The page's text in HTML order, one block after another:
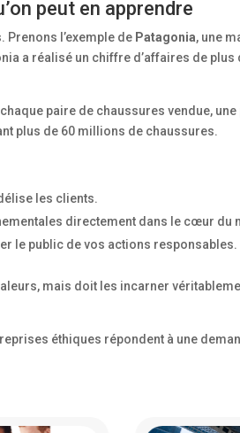
peut en apprendre
l’exemple de Patagonia, une
a réalisé un chiffre d’affaires de
paire de chaussures vendue,
plus de 60 millions de chaussures.
les clients.
directement dans le cœur du
le public de vos actions responsables.
mais doit les incarner
éthiques répondent à une